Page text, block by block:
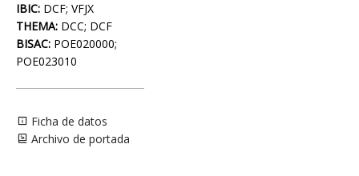
IBIC: DCF; VFJX
THEMA: DCC; DCF
BISAC: POE020000;
POE023010
Ficha de datos
Archivo de portada